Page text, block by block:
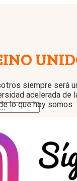
siempre será
acelerada de
lo que hoy somos.